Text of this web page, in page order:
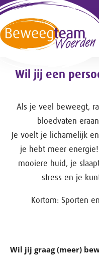
Wil jij een
Als je veel beweegt,
bloedvaten
Je voelt je lichamelijk
je hebt meer
mooiere huid, je
stress en je
Kortom: Sporten
Wil jij graag (meer)